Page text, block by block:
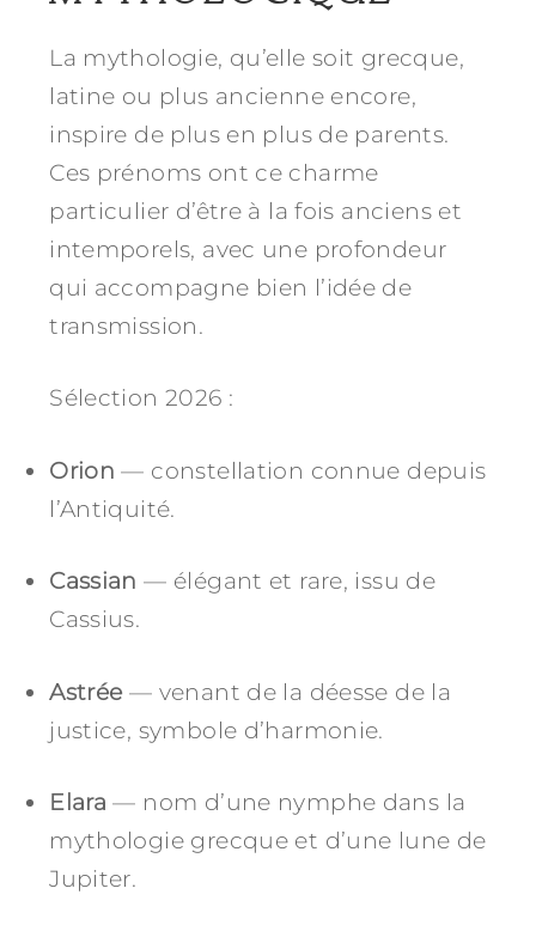
La mythologie, qu’elle soit grecque,
latine ou plus ancienne encore,
inspire de plus en plus de parents.
Ces prénoms ont ce charme
particulier d’être à la fois anciens et
intemporels, avec une profondeur
qui accompagne bien l’idée de
transmission.
Sélection 2026 :
Orion — constellation connue depuis
l’Antiquité.
Cassian — élégant et rare, issu de
Cassius.
Astrée— venant de la déesse de la
justice, symbole d’harmonie.
Elara — nom d’une nymphe dans la
mythologie grecque et d’une lune de
Jupiter.